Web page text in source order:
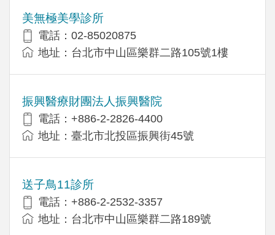
美無極美學診所
電話：02-85020875
地址：台北市中山區樂群二路105號1樓
振興醫療財團法人振興醫院
電話：+886-2-2826-4400
地址：臺北市北投區振興街45號
送子鳥11診所
電話：+886-2-2532-3357
地址：台北巿中山區樂群二路189號